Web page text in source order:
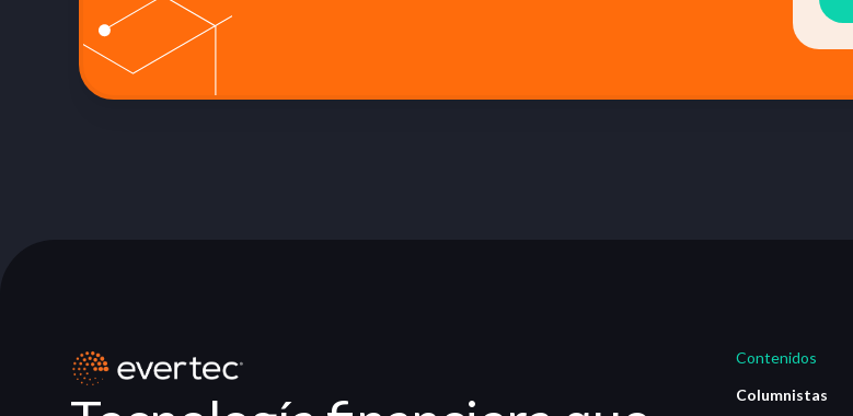
Contenidos
Columnistas